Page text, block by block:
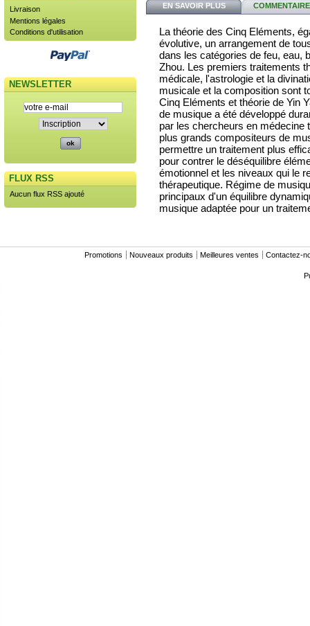
Livraison
Mentions légales
Conditions d'utilisation
NEWSLETTER
FLUX RSS
Aucun flux RSS ajouté
EN SAVOIR PLUS
La théorie des Cinq Eléments,
évolutive, un arrangement de
dans les catégories de feu, eau,
Zhou. Les premiers traitements
médicale, l'astrologie et la
musicale et la composition sont
Cinq Eléments et théorie de Yin
de musique a été développé
par les chercheurs en médecine
plus grands compositeurs de
permettre un traitement plus
pour contrer le déséquilibre
émotionnel et les niveaux qui le
thérapeutique. Régime de
principaux d'un équilibre
musique adaptée pour un
Promotions Nouveaux produits Meilleures ventes
Contactez-